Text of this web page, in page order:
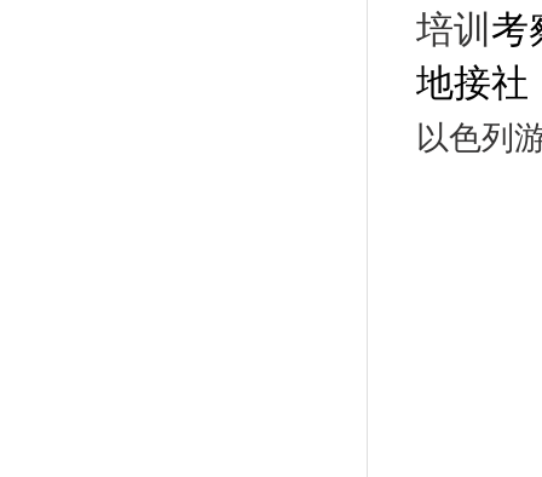
培训 考
地接社
以色列